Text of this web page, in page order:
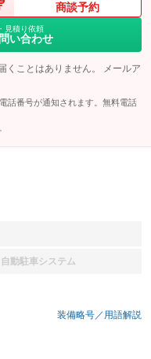
商談予約
見積り依頼
い合わせ
くことはありません。 メールア
話番号が通知されます。無料電話
自動駐車システム
：装備なし
装備略号／用語解説